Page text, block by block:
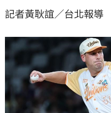
記者黃耿誼／台北報導